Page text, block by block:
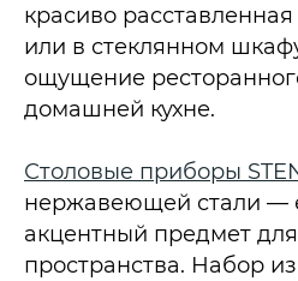
красиво
или в стеклянном
ощущение
домашней кухне.​
Столовые приборы
нержавеющей стали —
акцентный предмет для
пространства. Набор